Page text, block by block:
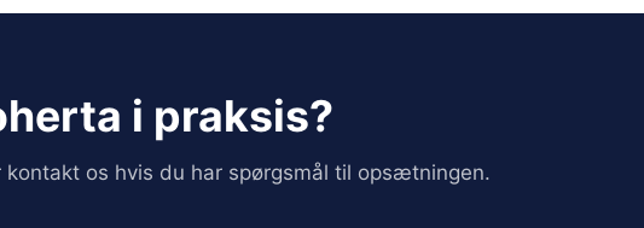
i praksis?
kontakt os hvis du har spørgsmål til opsætningen.